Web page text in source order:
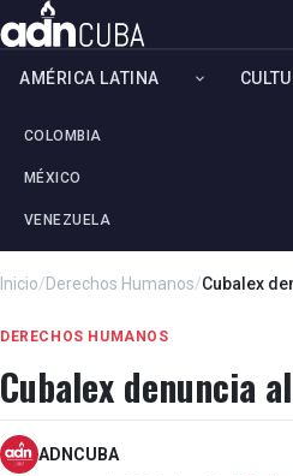
AMÉRICA LATINA
COLOMBIA
MÉXICO
VENEZUELA
Inicio/Derechos Humanos/Cubalex
DERECHOS HUMANOS
Cubalex denuncia
ADNCUBA